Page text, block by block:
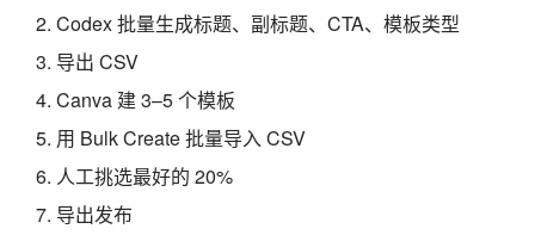
Codex 批量生成标题、副标题、CTA、模板类型
导出 CSV
Canva 建 3–5 个模板
用 Bulk Create 批量导入 CSV
人工挑选最好的 20%
导出发布